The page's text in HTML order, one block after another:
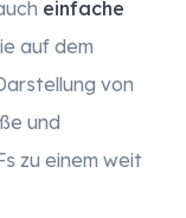
einfache
auf dem
von
und
zu einem weit